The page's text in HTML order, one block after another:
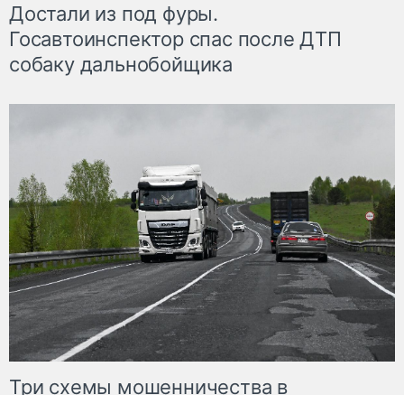
Достали из под фуры.
Госавтоинспектор спас после ДТП
собаку дальнобойщика
Три схемы мошенничества в